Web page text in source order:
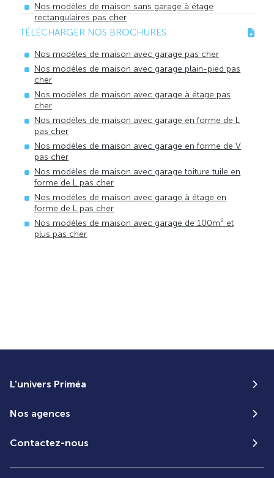
TÉLÉCHARGER NOS BROCHURES
Nos modèles de maison sans garage à étage
rectangulaires pas cher
Nos modèles de maison avec garage pas cher
Nos modèles de maison avec garage plain-pied pas
cher
Nos modèles de maison avec garage à étage pas
cher
Nos modèles de maison avec garage en forme de L
pas cher
Nos modèles de maison avec garage en forme de V
pas cher
Nos modèles de maison avec garage toiture tuile en
forme de L pas cher
Nos modèles de maison avec garage à étage en
forme de L pas cher
Nos modèles de maison avec garage de 100m² et
plus pas cher
L'univers Priméa
Nos agences
Contactez-nous